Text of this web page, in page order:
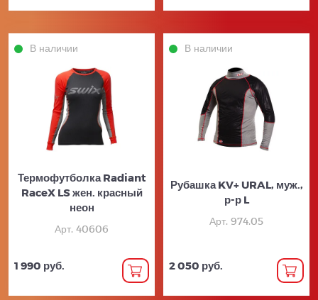
В наличии
Термофутболка Radiant
RaceX LS жен. красный
неон
Арт. 40606
1 990 руб.
В наличии
Рубашка KV+ URAL, муж.,
р-р L
Арт. 974.05
2 050 руб.